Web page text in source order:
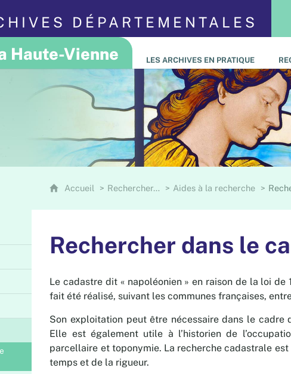
DÉPARTEMENTALES
Haute-Vienne LES ARCHIVES EN PRATIQUE
Accueil Rechercher… Aides à la recherche
Rechercher dans le
Le cadastre dit « napoléonien » en raison de la loi
fait été réalisé, suivant les communes françaises,
Son exploitation peut être nécessaire dans le cadre
Elle est également utile à l’historien de
parcellaire et toponymie. La recherche cadastrale
temps et de la rigueur.